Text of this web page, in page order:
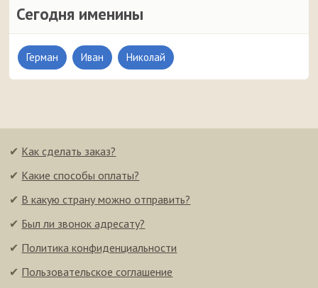
Сегодня именины
Герман Иван Николай
✔ Как сделать заказ?
✔ Какие способы оплаты?
✔ В какую страну можно отправить?
✔ Был ли звонок адресату?
✔ Политика конфиденциальности
✔ Пользовательское соглашение